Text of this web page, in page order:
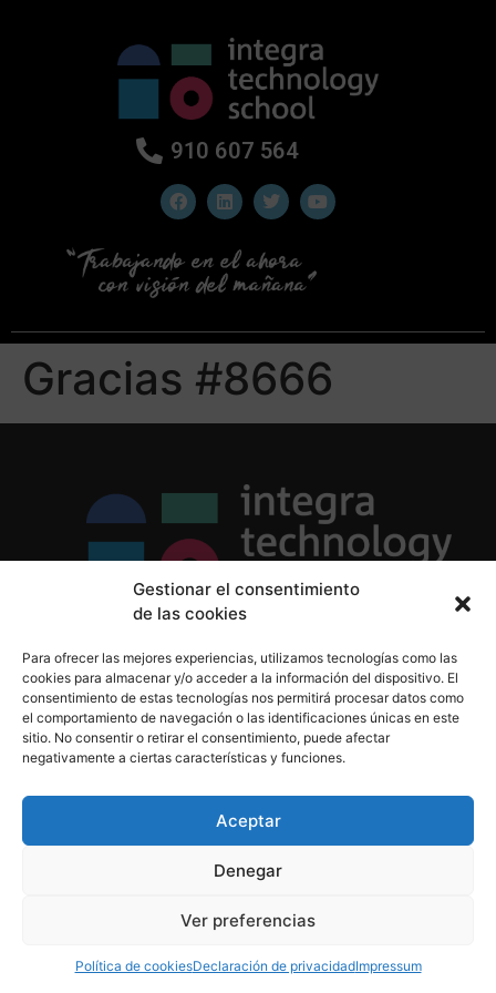
Gestionar el consentimiento
de las cookies
Para ofrecer las mejores experiencias, utilizamos tecnologías como las
cookies para almacenar y/o acceder a la información del dispositivo. El
consentimiento de estas tecnologías nos permitirá procesar datos como
el comportamiento de navegación o las identificaciones únicas en este
sitio. No consentir o retirar el consentimiento, puede afectar
negativamente a ciertas características y funciones.
Aceptar
Denegar
Ver preferencias
Política de cookiesDeclaración de privacidadImpressum
910 607 564
Gracias #8666
Política de Cookies
Aviso Legal
910 607 564
derechos reservados